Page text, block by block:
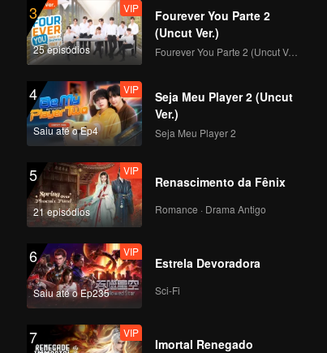
3
25 episódios
VIP
Fourever You Parte 2
(Uncut Ver.)
Fourever You Parte 2 (Uncut Ver.)
4
Saiu até o Ep4
VIP
Seja Meu Player 2 (Uncut
Ver.)
Seja Meu Player 2
5
21 episódios
VIP
Renascimento da Fênix
Romance · Drama Antigo
6
Saiu até o Ep235
VIP
Estrela Devoradora
Sci-Fi
7 VIP
Imortal Renegado